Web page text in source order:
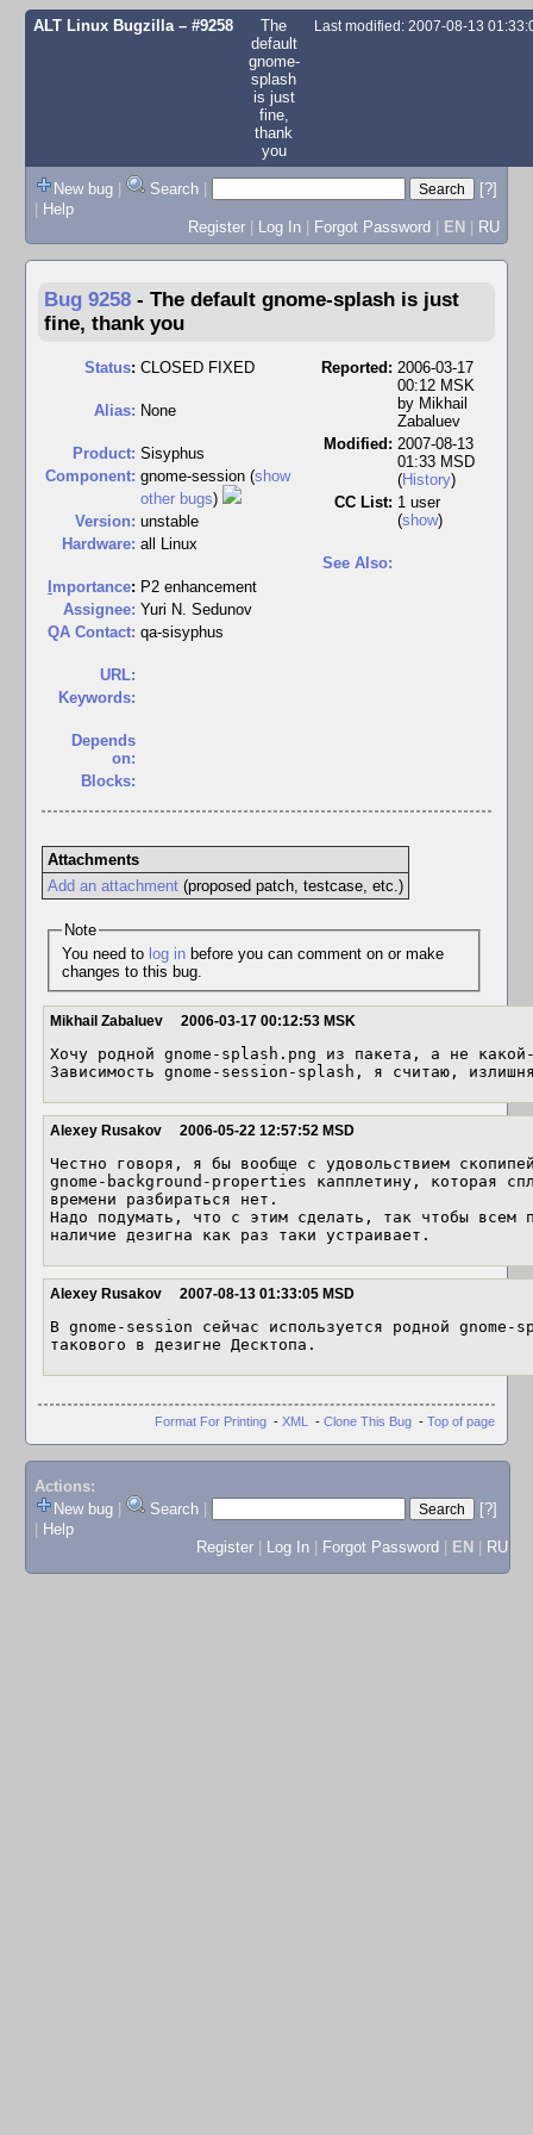
ALT Linux Bugzilla– #9258
The
default
gnome-
splash
is just
fine,
thank
you
Last modified: 2007-08-13
New bug | Search |
[?]
| Help
Register | Log In | Forgot Password | EN | RU
Bug 9258 - The default gnome-splash is just
fine, thank you
Status: CLOSED FIXED
Alias: None
Product: Sisyphus
Component: gnome-session (show
other bugs)
Version: unstable
Hardware: all Linux
mportance: P2 enhancement
Assignee: Yuri N. Sedunov
QA Contact: qa-sisyphus
URL:
Keywords:
Depends
on:
Blocks:
Reported: 2006-03-17
00:12 MSK
by Mikhail
Zabaluev
Modified: 2007-08-13
01:33 MSD
(History)
CC List: 1 user
(show)
See Also:
Attachments
Add an attachment(proposed patch, testcase, etc.)
Note
You need to log inbefore you can comment on or make
changes to this bug.
Mikhail Zabaluev 2006-03-17 00:12:53 MSK
Хочу родной gnome-splash.png из пакета, а не
Зависимость gnome-session-splash, я считаю,
Alexey Rusakov 2006-05-22 12:57:52 MSD
Честно говоря, я бы вообще с удовольствием
gnome-background-properties капплетину, которая
времени разбираться нет.
Надо подумать, что с этим сделать, так чтобы всем
наличие дезигна как раз таки устраивает.
Alexey Rusakov 2007-08-13 01:33:05 MSD
В gnome-session сейчас используется родной gnome-
такового в дезигне Десктопа.
Format For Printing - XML - Clone This Bug - Top of page
Actions:
New bug
Search
[?]
Help
Register
Log In Forgot Password EN RU